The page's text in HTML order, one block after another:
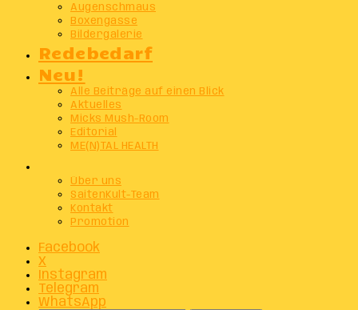
Augenschmaus
Boxengasse
Bildergalerie
Redebedarf
Neu!
Alle Beiträge auf einen Blick
Aktuelles
Micks Mush-Room
Editorial
ME(N)TAL HEALTH
Über uns
SaitenKult-Team
Kontakt
Promotion
Facebook
X
Instagram
Telegram
WhatsApp